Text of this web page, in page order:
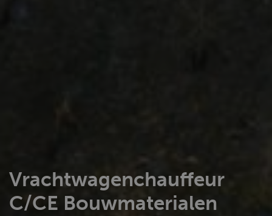
Vrachtwagenchauffeur
C/CE Bouwmaterialen